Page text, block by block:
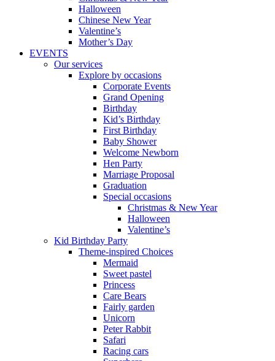
Halloween
Chinese New Year
Valentine’s
Mother’s Day
EVENTS
Our services
Explore by occasions
Corporate Events
Grand Opening
Birthday
Kid’s Birthday
First Birthday
Baby Shower
Welcome Newborn
Hen Party
Marriage Proposal
Graduation
Special occasions
Christmas & New Year
Halloween
Valentine’s
Kid Birthday Party
Theme-inspired Choices
Mermaid
Sweet pastel
Princess
Care Bears
Fairly garden
Unicorn
Peter Rabbit
Safari
Racing cars